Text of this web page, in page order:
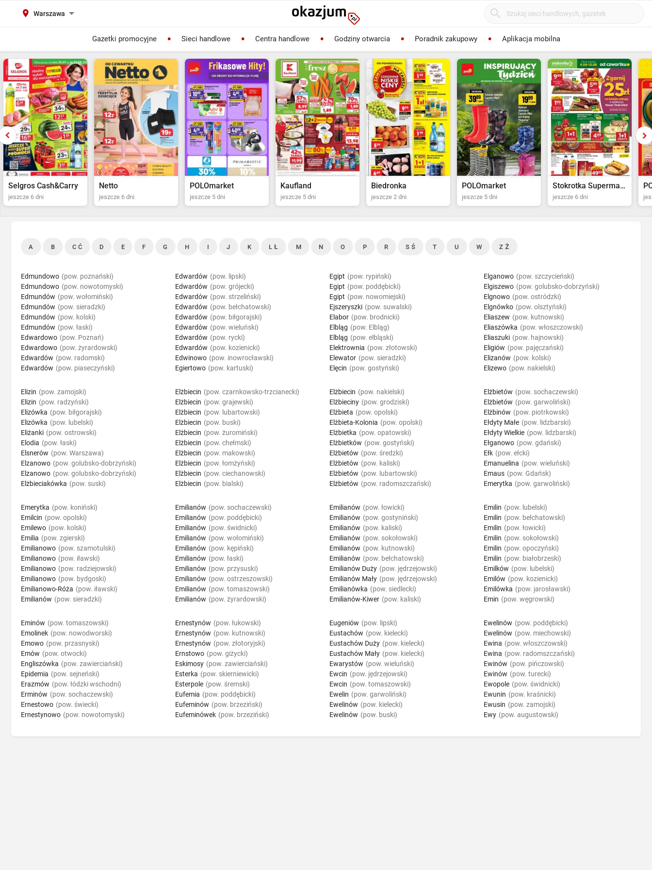
Warszawa
Gazetki promocyjne Sieci handlowe Centra handlowe Godziny otwarcia Poradnik zakupowy Aplikacja mobilna
Selgros Cash&Carry
jeszcze 6 dni
Netto
jeszcze 6 dni
POLOmarket
jeszcze 5 dni
Kaufland
jeszcze 5 dni
Biedronka
jeszcze 2 dni
POLOmarket
jeszcze 5 dni
Stokrotka Supermarket
jeszcze 6 dni
A B C Ć D E F G H I J K L Ł M N O P R S Ś T U W Z Ż
Edmundowo (pow. poznański)
Edmundowo (pow. nowotomyski)
Edmundów (pow. wołomiński)
Edmundów (pow. sieradzki)
Edmundów (pow. kolski)
Edmundów (pow. łaski)
Edwardowo (pow. Poznań)
Edwardowo (pow. żyrardowski)
Edwardów (pow. radomski)
Edwardów (pow. piaseczyński)
Edwardów (pow. lipski)
Edwardów (pow. grójecki)
Edwardów (pow. strzeliński)
Edwardów (pow. bełchatowski)
Edwardów (pow. biłgorajski)
Edwardów (pow. wieluński)
Edwardów (pow. rycki)
Edwardów (pow. kozienicki)
Edwinowo (pow. inowrocławski)
Egiertowo (pow. kartuski)
Egipt (pow. rypiński)
Egipt (pow. poddębicki)
Egipt (pow. nowomiejski)
Ejszeryszki (pow. suwalski)
Elabor (pow. brodnicki)
Elbląg (pow. Elbląg)
Elbląg (pow. elbląski)
Elektrownia (pow. złotowski)
Elewator (pow. sieradzki)
Elęcin (pow. gostyński)
Elganowo (pow. szczycieński)
Elgiszewo (pow. golubsko-dobrzyński)
Elgnowo (pow. ostródzki)
Elgnówko (pow. olsztyński)
Eliaszew (pow. kutnowski)
Eliaszówka (pow. włoszczowski)
Eliaszuki (pow. hajnowski)
Eligiów (pow. pajęczański)
Elizanów (pow. kolski)
Elizewo (pow. nakielski)
Elizin (pow. zamojski)
Elizin (pow. radzyński)
Elizówka (pow. biłgorajski)
Elizówka (pow. lubelski)
Eliżanki (pow. ostrowski)
Elodia (pow. łaski)
Elsnerów (pow. Warszawa)
Elzanowo (pow. golubsko-dobrzyński)
Elzanowo (pow. golubsko-dobrzyński)
Elżbieciakówka (pow. suski)
Elżbiecin (pow. czarnkowsko-trzcianecki)
Elżbiecin (pow. grajewski)
Elżbiecin (pow. lubartowski)
Elżbiecin (pow. buski)
Elżbiecin (pow. żuromiński)
Elżbiecin (pow. chełmski)
Elżbiecin (pow. makowski)
Elżbiecin (pow. łomżyński)
Elżbiecin (pow. ciechanowski)
Elżbiecin (pow. bialski)
Elżbiecin (pow. nakielski)
Elżbieciny (pow. grodziski)
Elżbieta (pow. opolski)
Elżbieta-Kolonia (pow. opolski)
Elżbietka (pow. opatowski)
Elżbietków (pow. gostyński)
Elżbietów (pow. średzki)
Elżbietów (pow. kaliski)
Elżbietów (pow. lubartowski)
Elżbietów (pow. radomszczański)
Elżbietów (pow. sochaczewski)
Elżbietów (pow. garwoliński)
Elżbinów (pow. piotrkowski)
Ełdyty Małe (pow. lidzbarski)
Ełdyty Wielkie (pow. lidzbarski)
Ełganowo (pow. gdański)
Ełk (pow. ełcki)
Emanuelina (pow. wieluński)
Emaus (pow. Gdańsk)
Emerytka (pow. garwoliński)
Emerytka (pow. koniński)
Emilcin (pow. opolski)
Emilewo (pow. kolski)
Emilia (pow. zgierski)
Emilianowo (pow. szamotulski)
Emilianowo (pow. iławski)
Emilianowo (pow. radziejowski)
Emilianowo (pow. bydgoski)
Emilianowo-Róża (pow. iławski)
Emilianów (pow. sieradzki)
Emilianów (pow. sochaczewski)
Emilianów (pow. poddębicki)
Emilianów (pow. świdnicki)
Emilianów (pow. wołomiński)
Emilianów (pow. kępiński)
Emilianów (pow. łaski)
Emilianów (pow. przysuski)
Emilianów (pow. ostrzeszowski)
Emilianów (pow. tomaszowski)
Emilianów (pow. żyrardowski)
Emilianów (pow. łowicki)
Emilianów (pow. gostyniński)
Emilianów (pow. kaliski)
Emilianów (pow. sokołowski)
Emilianów (pow. kutnowski)
Emilianów (pow. bełchatowski)
Emilianów Duży (pow. jędrzejowski)
Emilianów Mały (pow. jędrzejowski)
Emilianówka (pow. siedlecki)
Emilianów-Kiwer (pow. kaliski)
Emilin (pow. lubelski)
Emilin (pow. bełchatowski)
Emilin (pow. łowicki)
Emilin (pow. sokołowski)
Emilin (pow. opoczyński)
Emilin (pow. białobrzeski)
Emilków (pow. lubelski)
Emilów (pow. kozienicki)
Emilówka (pow. jarosławski)
Emin (pow. węgrowski)
Eminów (pow. tomaszowski)
Emolinek (pow. nowodworski)
Emowo (pow. przasnyski)
Emów (pow. otwocki)
Engliszówka (pow. zawierciański)
Epidemia (pow. sejneński)
Erazmów (pow. łódzki wschodni)
Erminów (pow. sochaczewski)
Ernestowo (pow. świecki)
Ernestynowo (pow. nowotomyski)
Ernestynów (pow. łukowski)
Ernestynów (pow. kutnowski)
Ernestynów (pow. złotoryjski)
Ernstowo (pow. giżycki)
Eskimosy (pow. zawierciański)
Esterka (pow. skierniewicki)
Esterpole (pow. śremski)
Eufemia (pow. poddębicki)
Eufeminów (pow. brzeziński)
Eufeminówek (pow. brzeziński)
Eugeniów (pow. lipski)
Eustachów (pow. kielecki)
Eustachów Duży (pow. kielecki)
Eustachów Mały (pow. kielecki)
Ewarystów (pow. wieluński)
Ewcin (pow. jędrzejowski)
Ewcin (pow. tomaszowski)
Ewelin (pow. garwoliński)
Ewelinów (pow. kielecki)
Ewelinów (pow. buski)
Ewelinów (pow. poddębicki)
Ewelinów (pow. miechowski)
Ewina (pow. włoszczowski)
Ewina (pow. radomszczański)
Ewinów (pow. pińczowski)
Ewinów (pow. turecki)
Ewopole (pow. świdnicki)
Ewunin (pow. kraśnicki)
Ewusin (pow. zamojski)
Ewy (pow. augustowski)